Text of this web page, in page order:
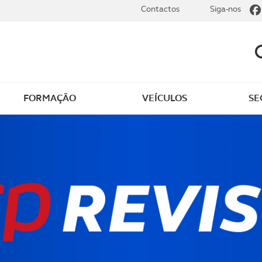
em destaque
todos os
Poupança Reforma
Seja um parceiro ACP
FORMAÇÃO VEÍCULOS
Contactos Siga-nos